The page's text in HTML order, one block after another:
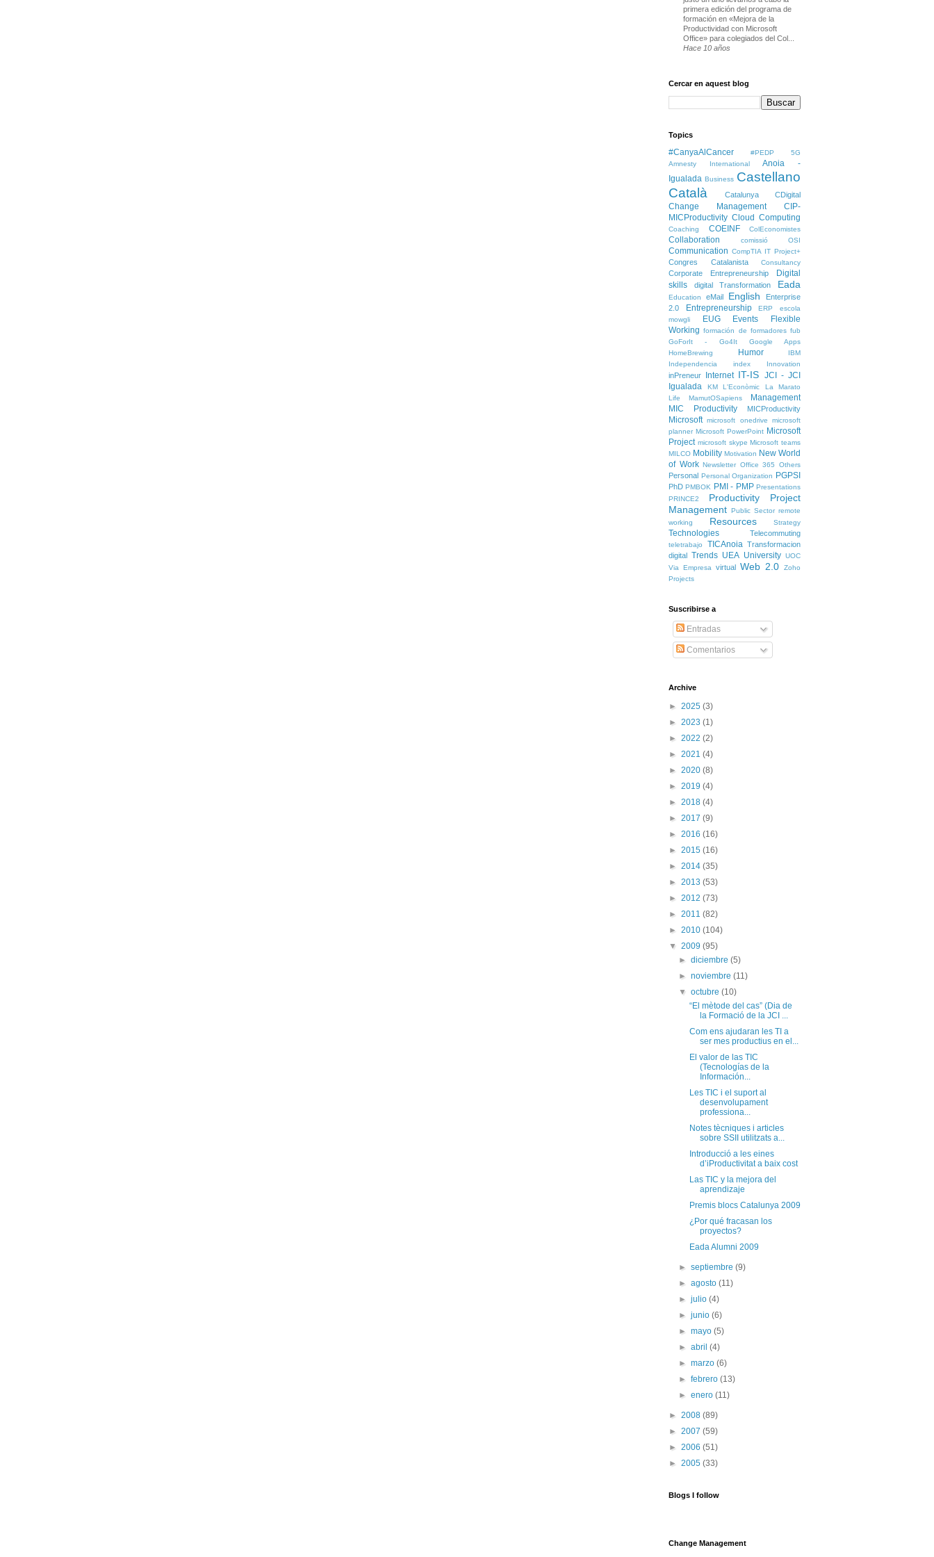
primera edición del programa de
formación en «Mejora de la
Productividad con Microsoft
Office» para colegiados del Col...
Hace 10 años
Cercar en aquest blog
Topics
#CanyaAlCancer #PEDP
5G
Amnesty International
Anoia -
Igualada Business Castellano
Català
Catalunya CDigital
Change Management
CIP-
MICProductivity Cloud Computing
Coaching COEINF ColEconomistes
Collaboration comissió OSI
Communication CompTIA IT Project+
Congres Catalanista Consultancy
Corporate Entrepreneurship
Digital
skills
digital Transformation Eada
Education eMail English
Enterprise
2.0
Entrepreneurship ERP
escola
mowgli
EUG Events
Flexible
Working formación de formadores fub
GoForIt - Go4It
Google Apps
HomeBrewing
Humor
IBM
Independencia
index Innovation
inPreneur Internet IT-IS JCI - JCI
Igualada
KM L'Econòmic
La Marato
Life
MamutOSapiens
Management
MIC Productivity
MICProductivity
Microsoft microsoft onedrive
microsoft
planner Microsoft PowerPoint Microsoft
Project microsoft skype Microsoft teams
MILCO Mobility Motivation New World
of Work Newsletter Office 365 Others
Personal Personal Organization PGPSI
PhD PMBOK PMI - PMP Presentations
PRINCE2
Productivity
Project
Management
Public Sector remote
working
Resources Strategy
Technologies Telecommuting
teletrabajo TICAnoia Transformacion
digital
Trends UEA University UOC
Via Empresa virtual Web 2.0
Zoho
Projects
Suscribirse a
Entradas
Comentarios
Archive
► 2025 (3)
► 2023 (1)
► 2022 (2)
► 2021 (4)
► 2020 (8)
► 2019 (4)
► 2018 (4)
► 2017 (9)
► 2016 (16)
► 2015 (16)
► 2014 (35)
► 2013 (53)
► 2012 (73)
► 2011 (82)
► 2010 (104)
▼ 2009 (95)
►diciembre(5)
►noviembre(11)
▼octubre(10)
“El mètode del cas” (Dia de
la Formació de la JCI ...
Com ens ajudaran les TI a
ser mes productius en el...
El valor de las TIC
(Tecnologías de la
Información...
Les TIC i el suport al
desenvolupament
professiona...
Notes tècniques i articles
sobre SSII utilitzats a...
Introducció a les eines
d’iProductivitat a baix cost
Las TIC y la mejora del
aprendizaje
Premis blocs Catalunya 2009
¿Por qué fracasan los
proyectos?
Eada Alumni 2009
►septiembre(9)
►agosto(11)
►julio(4)
►junio(6)
►mayo(5)
►abril(4)
►marzo(6)
►febrero(13)
►enero(11)
► 2008 (89)
► 2007 (59)
► 2006 (51)
► 2005 (33)
Blogs I follow
Change Management